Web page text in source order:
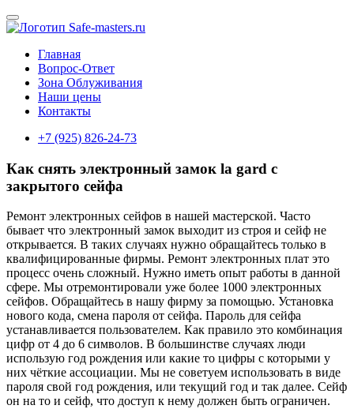
Главная
Вопрос-Ответ
Зона Облуживания
Наши цены
Контакты
+7 (925) 826-24-73
Как снять электронный замок la gard с
закрытого сейфа
Ремонт электронных сейфов в нашей мастерской. Часто
бывает что электронный замок выходит из строя и сейф не
открывается. В таких случаях нужно обращайтесь только в
квалифицированные фирмы. Ремонт электронных плат это
процесс очень сложный. Нужно иметь опыт работы в данной
сфере. Мы отремонтировали уже более 1000 электронных
сейфов. Обращайтесь в нашу фирму за помощью. Установка
нового кода, смена пароля от сейфа. Пароль для сейфа
устанавливается пользователем. Как правило это комбинация
цифр от 4 до 6 символов. В большинстве случаях люди
использую год рождения или какие то цифры с которыми у
них чёткие ассоциации. Мы не советуем использовать в виде
пароля свой год рождения, или текущий год и так далее. Сейф
он на то и сейф, что доступ к нему должен быть ограничен.